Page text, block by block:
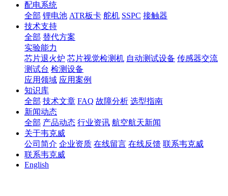
配电系统
全部 锂电池 ATR板卡 舵机 SSPC 接触器
技术支持
全部 替代方案
实验能力
芯片退火炉 芯片视觉检测机 自动测试设备 传感器交流
测试台 检测设备
应用领域 应用案例
知识库
全部 技术文章 FAQ 故障分析 选型指南
新闻动态
全部 产品动态 行业资讯 航空航天新闻
关于韦克威
公司简介 企业资质 在线留言 在线反馈 联系韦克威
联系韦克威
English